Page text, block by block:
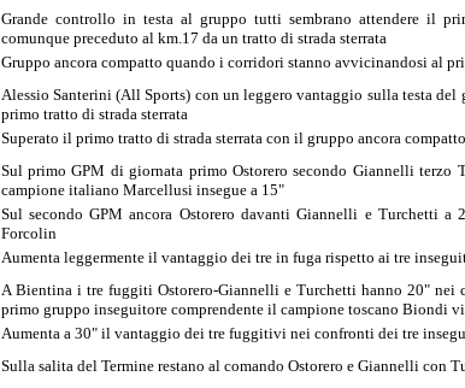
Grande controllo in testa al gruppo tutti sembrano attendere il
comunque preceduto al km.17 da un tratto di strada sterrata
Gruppo ancora compatto quando i corridori stanno avvicinandosi al
Alessio Santerini (All Sports) con un leggero vantaggio sulla testa
primo tratto di strada sterrata
Superato il primo tratto di strada sterrata con il gruppo ancora compatto
Sul primo GPM di giornata primo Ostorero secondo Giannelli
campione italiano Marcellusi insegue a 15"
Sul secondo GPM ancora Ostorero davanti Giannelli e Turchetti
Forcolin
Aumenta leggermente il vantaggio dei tre in fuga rispetto ai tre
A Bientina i tre fuggiti Ostorero-Giannelli e Turchetti hanno 20"
primo gruppo inseguitore comprendente il campione toscano Biondi
Aumenta a 30" il vantaggio dei tre fuggitivi nei confronti dei tre
Sulla salita del Termine restano al comando Ostorero e Giannelli con